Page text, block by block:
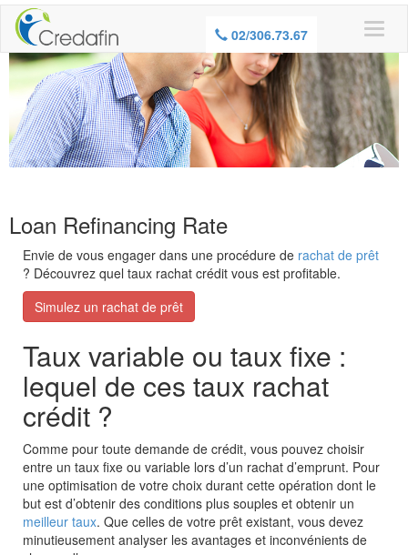
WARNING, BORROWING MONEY ALSO
COSTS MONEY02/306.73.67
Loan Refinancing Rate
Envie de vous engager dans une procédure de rachat de prêt
? Découvrez quel taux rachat crédit vous est profitable.
Simulez un rachat de prêt
Taux variable ou taux fixe :
lequel de ces taux rachat
crédit ?
Comme pour toute demande de crédit, vous pouvez choisir
entre un taux fixe ou variable lors d’un rachat d’emprunt. Pour
une optimisation de votre choix durant cette opération dont le
but est d’obtenir des conditions plus souples et obtenir un
meilleur taux. Que celles de votre prêt existant, vous devez
minutieusement analyser les avantages et inconvénients de